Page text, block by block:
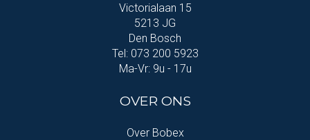
Victorialaan 15
5213 JG
Den Bosch
Tel: 073 200 5923
Ma-Vr: 9u - 17u
OVER ONS
Over Bobex